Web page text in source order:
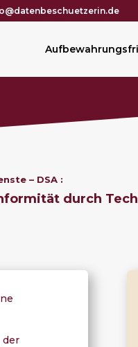
– DSA :
durch
der